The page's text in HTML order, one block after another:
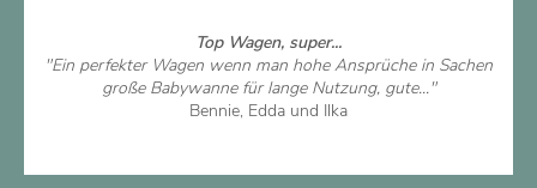
Top Wagen, super...
"Ein perfekter Wagen wenn man hohe Ansprüche in Sachen
große Babywanne für lange Nutzung, gute..."
Bennie, Edda und Ilka